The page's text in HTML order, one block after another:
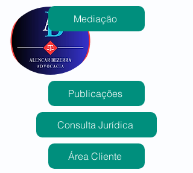
Mediação
Publicações
Consulta Jurídica
Área Cliente